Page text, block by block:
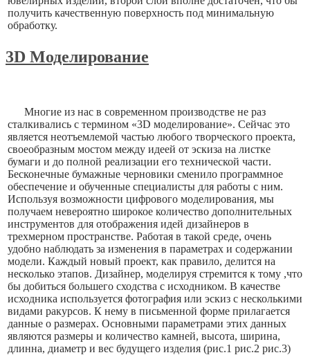
получить качественную поверхность под минимальную
обработку.
3D Моделирование
Многие из нас в современном производстве не раз
сталкивались с термином «3D моделирование». Сейчас это
является неотъемлемой частью любого творческого проекта,
своеобразным мостом между идеей от эскиза на листке
бумаги и до полной реализации его технической части.
Бесконечные бумажные черновики сменило программное
обеспечение и обученные специалисты для работы с ним.
Используя возможности цифрового моделирования, мы
получаем невероятно широкое количество дополнительных
инструментов для отображения идей дизайнеров в
трехмерном пространстве. Работая в такой среде, очень
удобно наблюдать за изменения в параметрах и содержании
модели. Каждый новый проект, как правило, делится на
несколько этапов. Дизайнер, моделируя стремится к тому ,что
бы добиться большего сходства с исходником. В качестве
исходника используется фотография или эскиз с несколькими
видами ракурсов. К нему в письменной форме прилагается
данные о размерах. Основными параметрами этих данных
являются размеры и количество камней, высота, ширина,
длинна, диаметр и вес будущего изделия (рис.1 рис.2 рис.3)